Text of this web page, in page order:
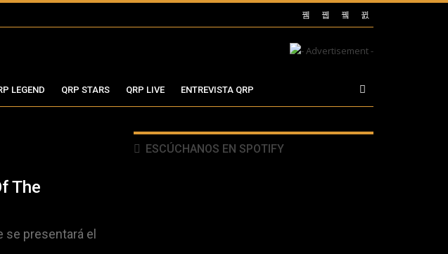
LEGEND QRP STARS QRP LIVE ENTREVISTA QRP
The
se presentará el
ESCÚCHANOS EN SPOTIFY